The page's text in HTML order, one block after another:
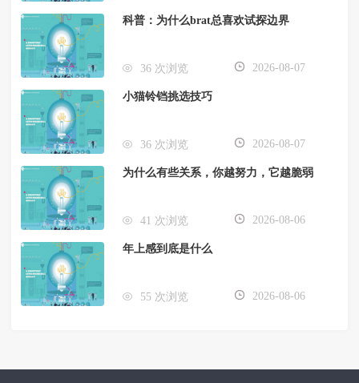
科普：为什么brat总喜欢试探边界
36 次浏览 2026-08-07
小猫铃铛挑选技巧
36 次浏览 2026-08-07
为什么有些关系，你越努力，它越脆弱
41 次浏览 2026-08-06
年上感到底是什么
55 次浏览 2026-08-06